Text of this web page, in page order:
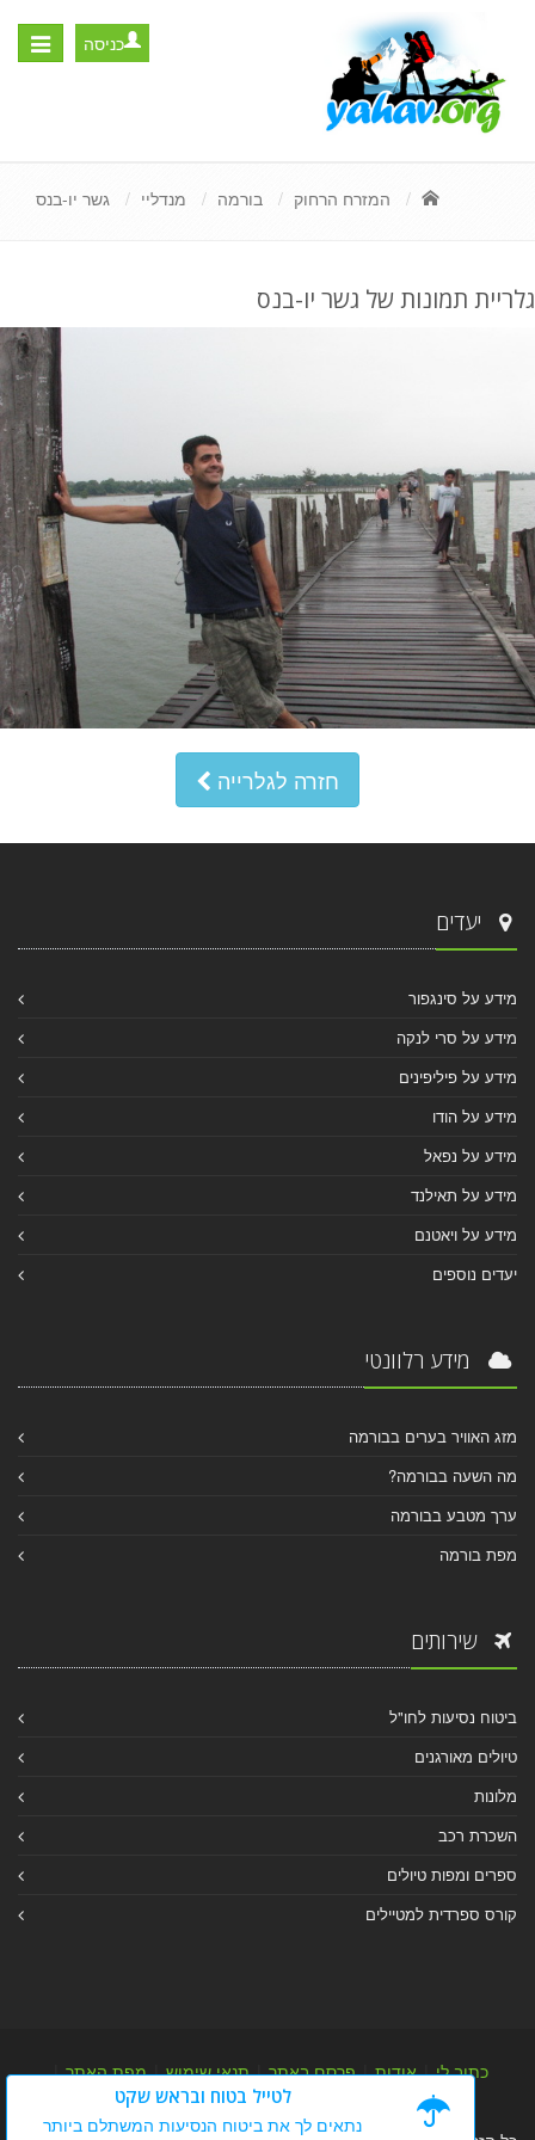
Toggle
כניסה
המזרח הרחוק בורמה מנדליי גשר יו-בנס
גלריית תמונות של גשר יו-בנס
חזרה לגלרייה
יעדים
מידע על סינגפור
מידע על סרי לנקה
מידע על פיליפינים
מידע על הודו
מידע על נפאל
מידע על תאילנד
מידע על ויאטנם
יעדים נוספים
מידע רלוונטי
מזג האוויר בערים בבורמה
מה השעה בבורמה?
ערך מטבע בבורמה
מפת בורמה
שירותים
ביטוח נסיעות לחו"ל
טיולים מאורגנים
מלונות
השכרת רכב
ספרים ומפות טיולים
קורס ספרדית למטיילים
כתוב לי|אודות|פרסם באתר|תנאי שימוש|מפת האתר|
מפת אלבום|מפת מאמרי מידע
לטייל בטוח ובראש שקט
נתאים לך את ביטוח הנסיעות המשתלם ביותר